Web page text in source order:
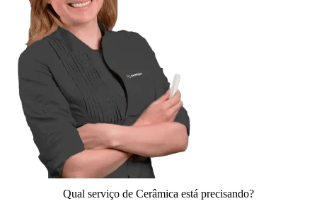
Qual serviço de Cerâmica está precisando?